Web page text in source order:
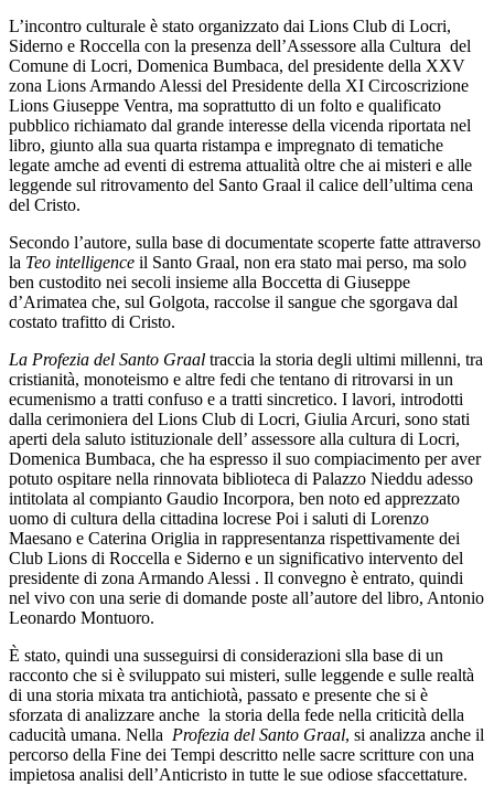
L’incontro culturale è stato organizzato dai Lions Club di Locri,
Siderno e Roccella con la presenza dell’Assessore alla Cultura del
Comune di Locri, Domenica Bumbaca, del presidente della XXV
zona Lions Armando Alessi del Presidente della XI Circoscrizione
Lions Giuseppe Ventra, ma soprattutto di un folto e qualificato
pubblico richiamato dal grande interesse della vicenda riportata nel
libro, giunto alla sua quarta ristampa e impregnato di tematiche
legate amche ad eventi di estrema attualità oltre che ai misteri e alle
leggende sul ritrovamento del Santo Graal il calice dell’ultima cena
del Cristo.
Secondo l’autore, sulla base di documentate scoperte fatte attraverso
la Teo intelligence il Santo Graal, non era stato mai perso, ma solo
ben custodito nei secoli insieme alla Boccetta di Giuseppe
d’Arimatea che, sul Golgota, raccolse il sangue che sgorgava dal
costato trafitto di Cristo.
La Profezia del Santo Graal traccia la storia degli ultimi millenni, tra
cristianità, monoteismo e altre fedi che tentano di ritrovarsi in un
ecumenismo a tratti confuso e a tratti sincretico. I lavori, introdotti
dalla cerimoniera del Lions Club di Locri, Giulia Arcuri, sono stati
aperti dela saluto istituzionale dell’ assessore alla cultura di Locri,
Domenica Bumbaca, che ha espresso il suo compiacimento per aver
potuto ospitare nella rinnovata biblioteca di Palazzo Nieddu adesso
intitolata al compianto Gaudio Incorpora, ben noto ed apprezzato
uomo di cultura della cittadina locrese Poi i saluti di Lorenzo
Maesano e Caterina Origlia in rappresentanza rispettivamente dei
Club Lions di Roccella e Siderno e un significativo intervento del
presidente di zona Armando Alessi . Il convegno è entrato, quindi
nel vivo con una serie di domande poste all’autore del libro, Antonio
Leonardo Montuoro.
È stato, quindi una susseguirsi di considerazioni slla base di un
racconto che si è sviluppato sui misteri, sulle leggende e sulle realtà
di una storia mixata tra antichiotà, passato e presente che si è
sforzata di analizzare anche la storia della fede nella criticità della
caducità umana. Nella Profezia del Santo Graal, si analizza anche il
percorso della Fine dei Tempi descritto nelle sacre scritture con una
impietosa analisi dell’Anticristo in tutte le sue odiose sfaccettature.